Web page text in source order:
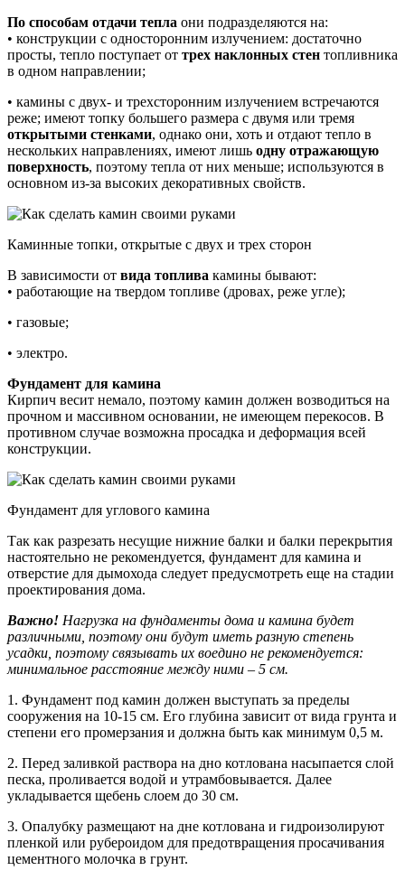
По способам отдачи тепла они подразделяются на:
• конструкции с односторонним излучением: достаточно
просты, тепло поступает от трех наклонных стен топливника
в одном направлении;
• камины с двух- и трехсторонним излучением встречаются
реже; имеют топку большего размера с двумя или тремя
открытыми стенками, однако они, хоть и отдают тепло в
нескольких направлениях, имеют лишь одну отражающую
поверхность, поэтому тепла от них меньше; используются в
основном из-за высоких декоративных свойств.
Каминные топки, открытые с двух и трех сторон
В зависимости от вида топлива камины бывают:
• работающие на твердом топливе (дровах, реже угле);
• газовые;
• электро.
Фундамент для камина
Кирпич весит немало, поэтому камин должен возводиться на
прочном и массивном основании, не имеющем перекосов. В
противном случае возможна просадка и деформация всей
конструкции.
Фундамент для углового камина
Так как разрезать несущие нижние балки и балки перекрытия
настоятельно не рекомендуется, фундамент для камина и
отверстие для дымохода следует предусмотреть еще на стадии
проектирования дома.
Важно! Нагрузка на фундаменты дома и камина будет
различными, поэтому они будут иметь разную степень
усадки, поэтому связывать их воедино не рекомендуется:
минимальное расстояние между ними – 5 см.
1. Фундамент под камин должен выступать за пределы
сооружения на 10-15 см. Его глубина зависит от вида грунта и
степени его промерзания и должна быть как минимум 0,5 м.
2. Перед заливкой раствора на дно котлована насыпается слой
песка, проливается водой и утрамбовывается. Далее
укладывается щебень слоем до 30 см.
3. Опалубку размещают на дне котлована и гидроизолируют
пленкой или рубероидом для предотвращения просачивания
цементного молочка в грунт.